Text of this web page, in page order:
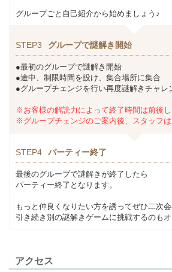
グループごと自己紹介から始めましょう♪
STEP3 グループで謎解き開始
●最初のグループで謎解き開始
●途中、制限時間を設け、集合場所に集合
●グループチェンジを行い再度謎解きチャレ
※お客様の解読力によって終了時間は前後
※グループチェンジのご案内後、スタッフは
STEP4 パーティー終了
最後のグループで謎解きが終了したら
パーティー終了となります。
もっと仲良くなりたい方を誘ってぜひ二次会
引き続き別の謎解きゲームに挑戦するのも
アクセス